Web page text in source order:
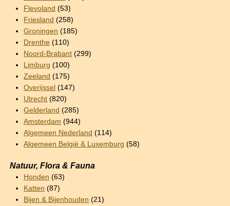
Flevoland (53)
Friesland (258)
Groningen (185)
Drenthe (110)
Noord-Brabant (299)
Limburg (100)
Zeeland (175)
Overijssel (147)
Utrecht (820)
Gelderland (285)
Amsterdam (944)
Algemeen Nederland (114)
Algemeen België & Luxemburg (58)
Natuur, Flora & Fauna
Honden (63)
Katten (87)
Bijen & Bijenhouden (21)